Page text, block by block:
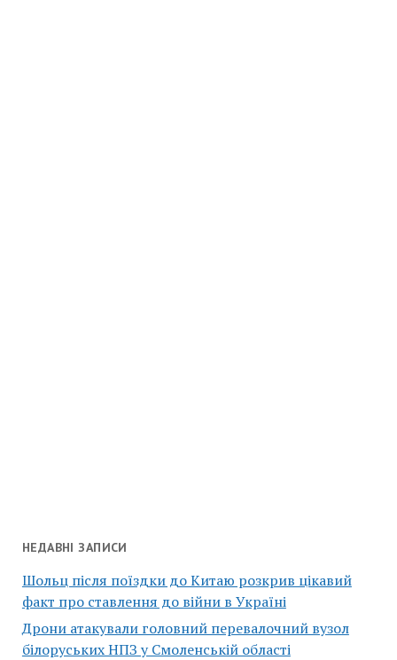
НЕДАВНІ ЗАПИСИ
Шольц після поїздки до Китаю розкрив цікавий
факт про ставлення до війни в Україні
Дрони атакували головний перевалочний вузол
білоруських НПЗ у Смоленській області